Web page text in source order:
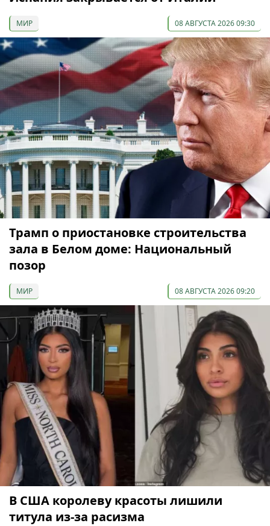
МИР 08 АВГУСТА 2026 09:30
Трамп о приостановке строительства
зала в Белом доме: Национальный
позор
МИР 08 АВГУСТА 2026 09:20
В США королеву красоты лишили
титула из-за расизма